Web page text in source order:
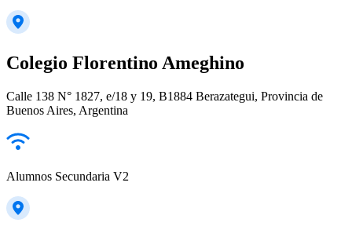
Colegio Florentino Ameghino
Calle 138 N° 1827, e/18 y 19, B1884 Berazategui, Provincia de
Buenos Aires, Argentina
Alumnos Secundaria V2